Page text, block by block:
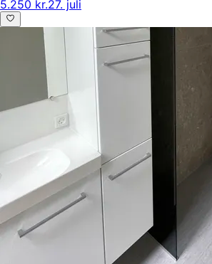
5.250 kr.27. juli